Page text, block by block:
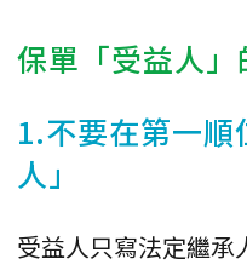
保單「受益人」
1.不要在第一
人」
受益人只寫法定繼承